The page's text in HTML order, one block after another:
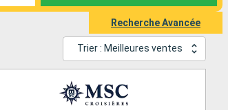
Recherche Avancée
Trier : Meilleures ventes